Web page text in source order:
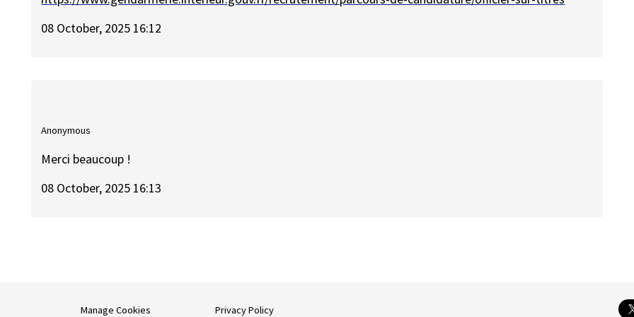
08 October, 2025 16:12
Anonymous
Merci beaucoup !
08 October, 2025 16:13
Manage Cookies Privacy Policy